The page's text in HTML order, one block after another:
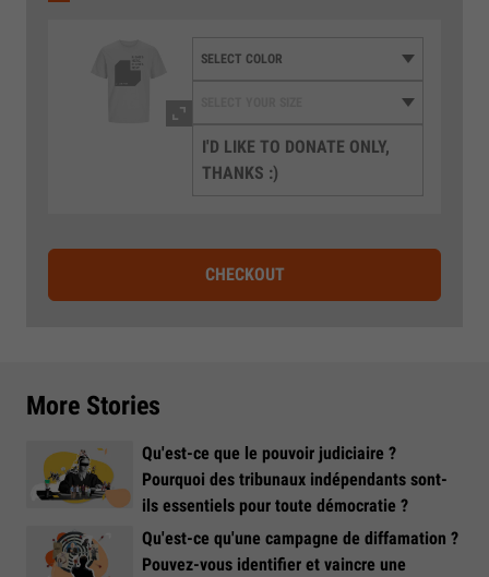
I'D LIKE TO DONATE ONLY,
THANKS :)
CHECKOUT
More Stories
Qu'est-ce que le pouvoir judiciaire ?
Pourquoi des tribunaux indépendants sont-
ils essentiels pour toute démocratie ?
Qu'est-ce qu'une campagne de diffamation ?
Pouvez-vous identifier et vaincre une